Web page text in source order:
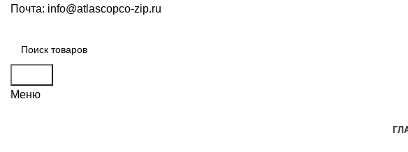
Почта: info@atlascopco-zip.ru
Меню